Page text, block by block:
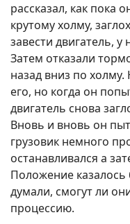
рассказал, как пока
крутому холму,
завести двигатель,
Затем отказали
назад вниз по
его, но когда он
двигатель снова
Вновь и вновь он
грузовик немного
останавливался а
Положение
думали, смогут ли
процессию.